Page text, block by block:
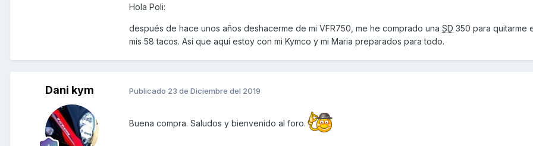
Hola Poli:
después de hace unos años deshacerme de mi VFR750, me he comprado una SD 350 para quitarme
mis 58 tacos. Así que aquí estoy con mi Kymco y mi Maria preparados para todo.
Dani kym Publicado 23 de Diciembre del 2019
Buena compra. Saludos y bienvenido al foro.